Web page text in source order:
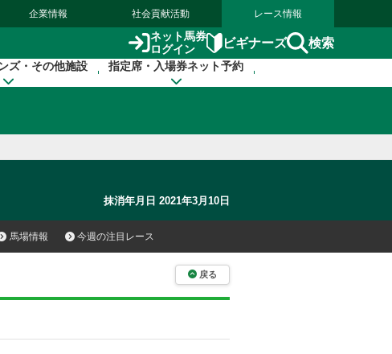
企業情報 社会貢献活動 レース情報
ネット馬券
ログイン
ビギナーズ 検索
ズ・その他施設 指定席・入場券ネット予約
抹消年月日 2021年3月10日
馬場情報 今週の注目レース
戻る